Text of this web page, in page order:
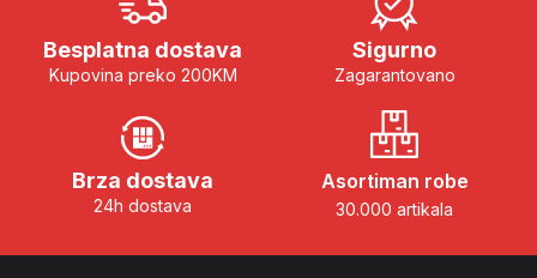
Besplatna dostava
Kupovina preko 200KM
Sigurno
Zagarantovano
Brza dostava
24h dostava
Asortiman robe
30.000 artikala